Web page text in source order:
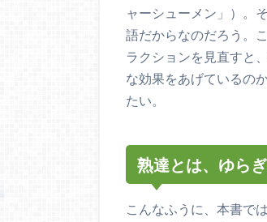
ャーシューメン」）。
語だからなのだろう。
ラクションを見直すと
な効果をあげているの
たい。
熟達とは、ゆら
こんなふうに、本書では